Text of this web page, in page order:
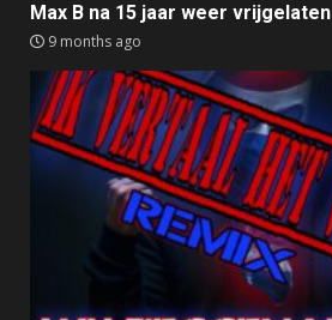
Max B na 15 jaar weer vrijgelaten
9 months ago